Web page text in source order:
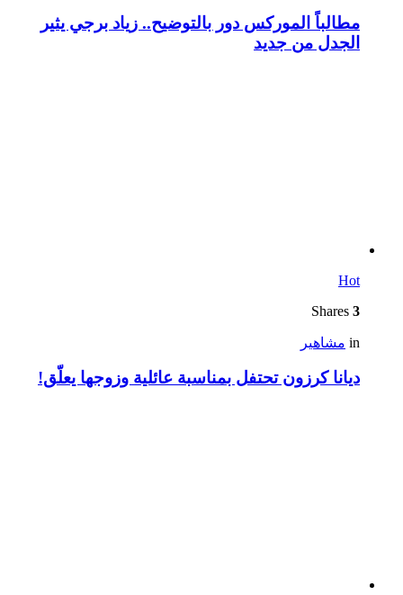
مطالباً الموركس دور بالتوضيح.. زياد برجي يثير
الجدل من جديد
Hot
3
in مشاهير
ديانا كرزون تحتفل بمناسبة عائلية وزوجها يعلّق!